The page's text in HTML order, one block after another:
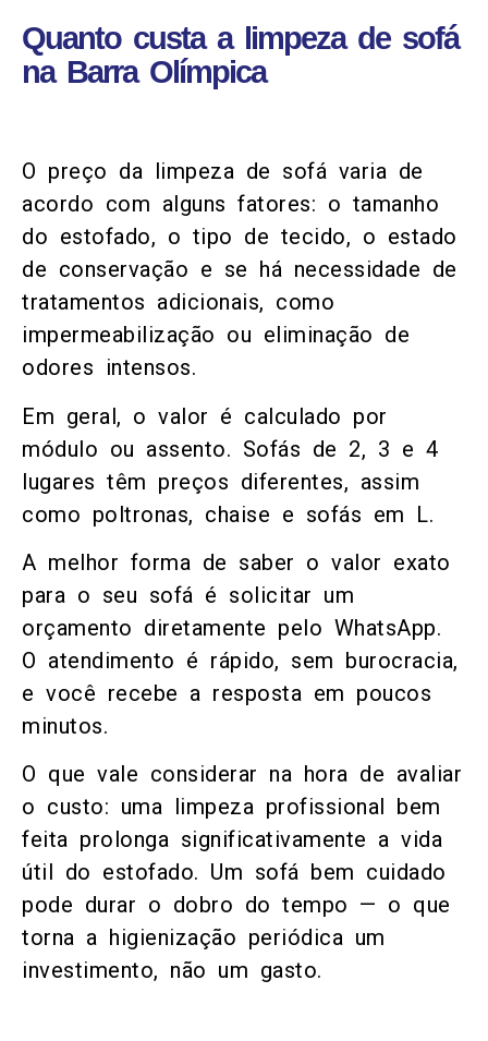
Quanto custa a limpeza de sofá
na Barra Olímpica
O preço da limpeza de sofá varia de
acordo com alguns fatores: o tamanho
do estofado, o tipo de tecido, o estado
de conservação e se há necessidade de
tratamentos adicionais, como
impermeabilização ou eliminação de
odores intensos.
Em geral, o valor é calculado por
módulo ou assento. Sofás de 2, 3 e 4
lugares têm preços diferentes, assim
como poltronas, chaise e sofás em L.
A melhor forma de saber o valor exato
para o seu sofá é solicitar um
orçamento diretamente pelo WhatsApp.
O atendimento é rápido, sem burocracia,
e você recebe a resposta em poucos
minutos.
O que vale considerar na hora de avaliar
o custo: uma limpeza profissional bem
feita prolonga significativamente a vida
útil do estofado. Um sofá bem cuidado
pode durar o dobro do tempo — o que
torna a higienização periódica um
investimento, não um gasto.